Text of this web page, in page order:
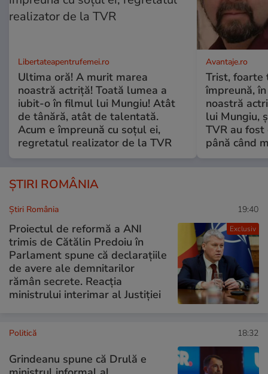
Libertateapentrufemei.ro
Ultima oră! A murit marea
noastră actriță! Toată lumea a
iubit-o în filmul lui Mungiu! Atât
de tânără, atât de talentată.
Acum e împreună cu soțul ei,
regretatul realizator de la TVR
Avantaje.ro
Trist, foarte
împreună,
noastră
lui Mungiu,
TVR au
până când
ȘTIRI ROMÂNIA
Exclusiv
Știri România 19:40
Proiectul de reformă a ANI
trimis de Cătălin Predoiu în
Parlament spune că declarațiile
de avere ale demnitarilor
rămân secrete. Reacția
ministrului interimar al Justiției
Politică 18:32
Grindeanu spune că Drulă e